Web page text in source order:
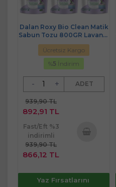
Dalan Roxy Bio Clean Matik
Sabun Tozu 800GR Lavanta
Bahçesi (6 Lı Set) (156
Yıkama)
Ücretsiz Kargo
%5 İndirim
- + ADET
939,90 TL
892,91 TL
Fast/Eft %3
indirimli
939,90 TL
866,12 TL
Yaz Fırsatlarını